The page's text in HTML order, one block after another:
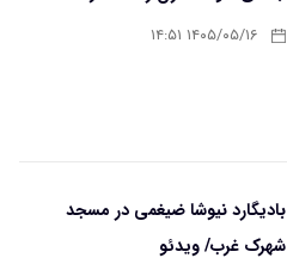
۱۴۰۵/۰۵/۱۶ ۱۴:۵۱
بادیگارد نیوشا ضیغمی در مسجد
شهرک غرب/ ویدئو